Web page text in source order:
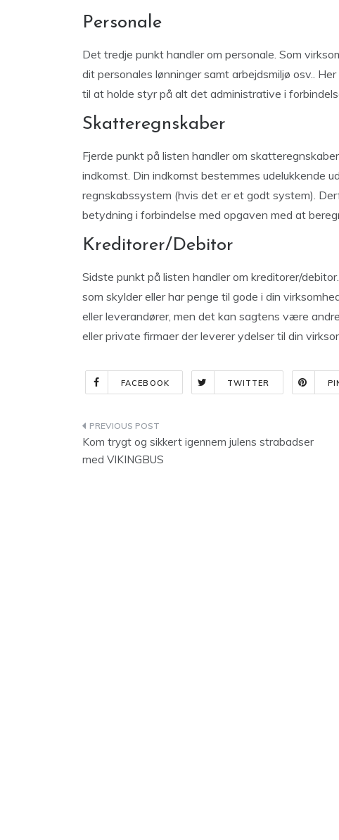
Personale
Det tredje punkt handler om personale. Som
dit personales lønninger samt arbejdsmiljø osv..
til at holde styr på alt det administrative i
Skatteregnskaber
Fjerde punkt på listen handler om
indkomst. Din indkomst bestemmes udelukkende
regnskabssystem (hvis det er et godt system).
betydning i forbindelse med opgaven med at
Kreditorer/Debitor
Sidste punkt på listen handler om kreditorer/
som skylder eller har penge til gode i din
eller leverandører, men det kan sagtens være
eller private firmaer der leverer ydelser til din
FACEBOOK TWITTER
Indlægsnavigation
Kom trygt og sikkert igennem julens strabadser
med VIKINGBUS